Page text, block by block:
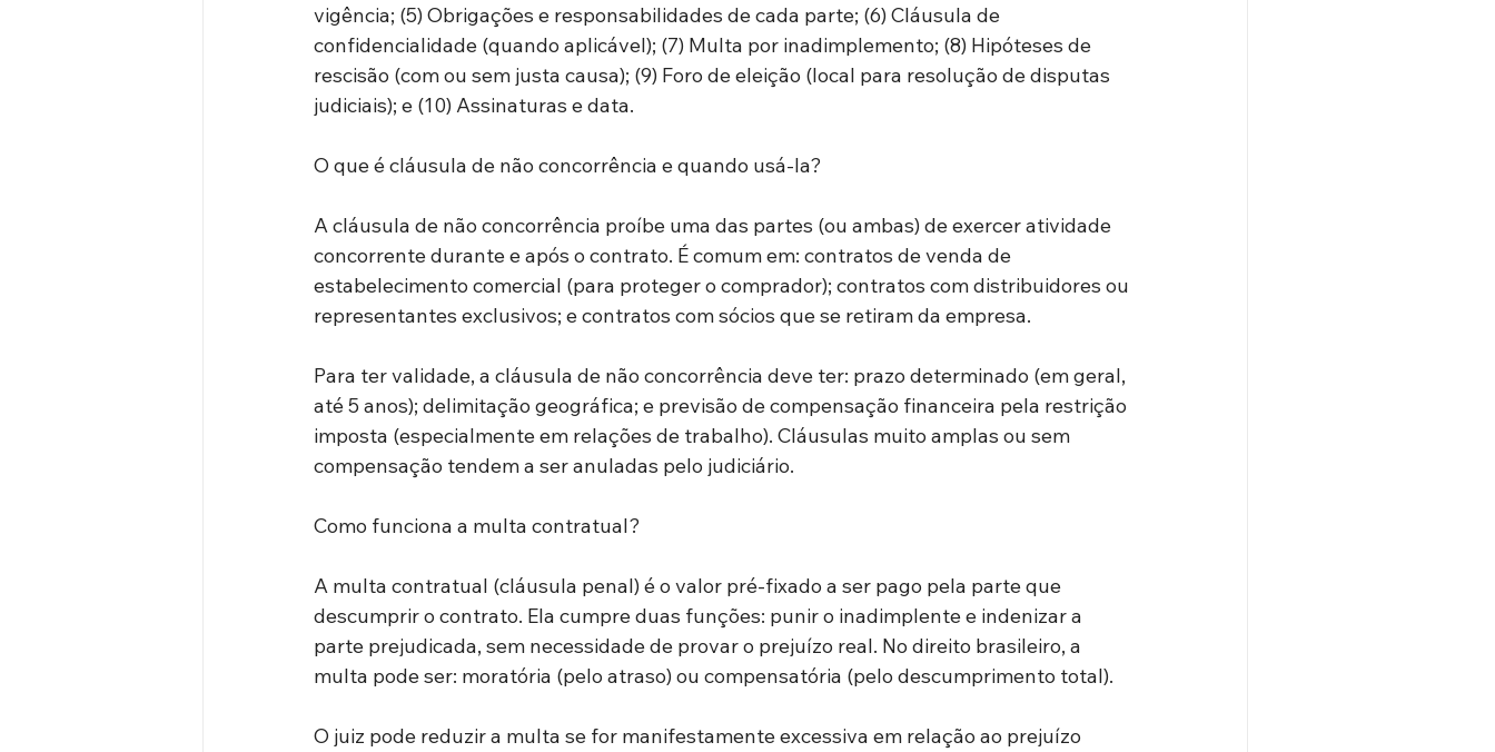
vigência; (5) Obrigações e responsabilidades de cada parte; (6) Cláusula de
confidencialidade (quando aplicável); (7) Multa por inadimplemento; (8) Hipóteses de
rescisão (com ou sem justa causa); (9) Foro de eleição (local para resolução de disputas
judiciais); e (10) Assinaturas e data.
O que é cláusula de não concorrência e quando usá-la?
A cláusula de não concorrência proíbe uma das partes (ou ambas) de exercer atividade
concorrente durante e após o contrato. É comum em: contratos de venda de
estabelecimento comercial (para proteger o comprador); contratos com distribuidores ou
representantes exclusivos; e contratos com sócios que se retiram da empresa.
Para ter validade, a cláusula de não concorrência deve ter: prazo determinado (em geral,
até 5 anos); delimitação geográfica; e previsão de compensação financeira pela restrição
imposta (especialmente em relações de trabalho). Cláusulas muito amplas ou sem
compensação tendem a ser anuladas pelo judiciário.
Como funciona a multa contratual?
A multa contratual (cláusula penal) é o valor pré-fixado a ser pago pela parte que
descumprir o contrato. Ela cumpre duas funções: punir o inadimplente e indenizar a
parte prejudicada, sem necessidade de provar o prejuízo real. No direito brasileiro, a
multa pode ser: moratória (pelo atraso) ou compensatória (pelo descumprimento total).
O juiz pode reduzir a multa se for manifestamente excessiva em relação ao prejuízo